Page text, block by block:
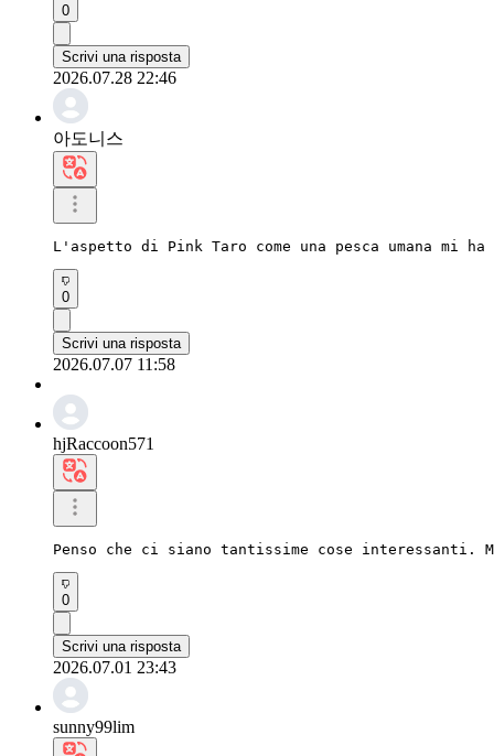
0
Scrivi una risposta
2026.07.28 22:46
아도니스
L'aspetto di Pink Taro come una pesca umana
0
Scrivi una risposta
2026.07.07 11:58
hjRaccoon571
Penso che ci siano tantissime cose interessanti.
0
Scrivi una risposta
2026.07.01 23:43
sunny99lim